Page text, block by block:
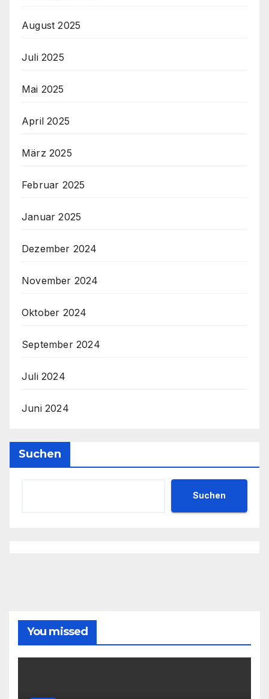
August 2025
Juli 2025
Mai 2025
April 2025
März 2025
Februar 2025
Januar 2025
Dezember 2024
November 2024
Oktober 2024
September 2024
Juli 2024
Juni 2024
Suchen
Suchen
You missed